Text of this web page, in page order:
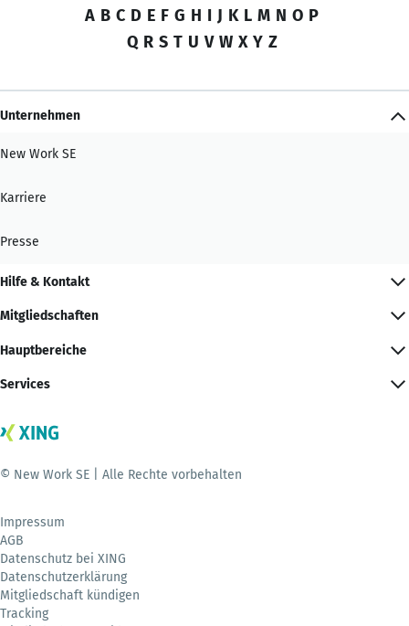
A B C D E F G H I J K L M N O P
Q R S T U V W X Y Z
Unternehmen
New Work SE
Karriere
Presse
Hilfe & Kontakt
Mitgliedschaften
Hauptbereiche
Services
© New Work SE | Alle Rechte vorbehalten
Impressum
AGB
Datenschutz bei XING
Datenschutzerklärung
Mitgliedschaft kündigen
Tracking